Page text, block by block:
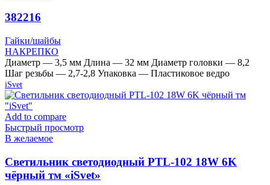
382216
Гайки/шайбы
НАКРЕПКО
Диаметр — 3,5 мм Длина — 32 мм Диаметр головки — 8,2
Шаг резьбы — 2,7-2,8 Упаковка — Пластиковое ведро
iSvet
Add to compare
Быстрый просмотр
В желаемое
Cветильник светодиодный PTL-102 18W 6K
чёрный тм «iSvet»